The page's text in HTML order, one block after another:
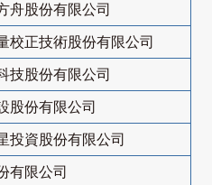
舟股份有限公司
校正技術股份有限公司
技股份有限公司
股份有限公司
投資股份有限公司
有限公司